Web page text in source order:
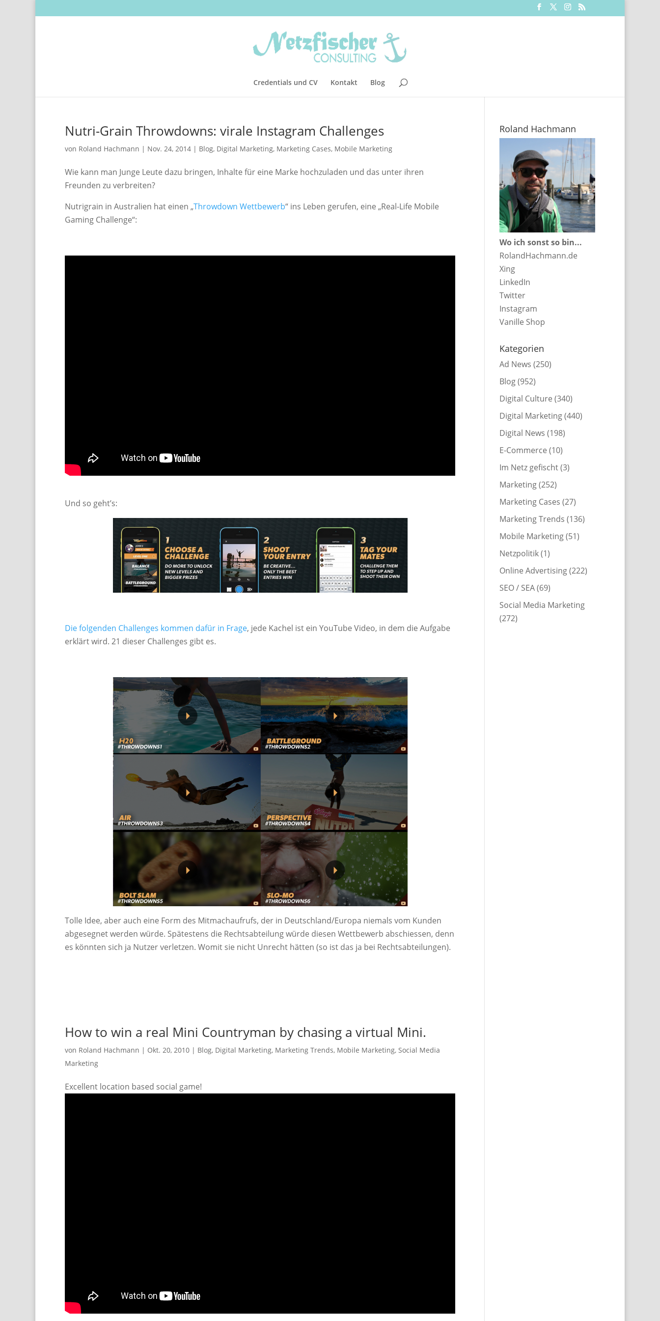
Credentials und CV Kontakt Blog
Nutri-Grain Throwdowns: virale Instagram Challenges
von Roland Hachmann | Nov. 24, 2014 | Blog, Digital Marketing, Marketing Cases, Mobile Marketing
Wie kann man Junge Leute dazu bringen, Inhalte für eine Marke hochzuladen und das unter ihren
Freunden zu verbreiten?
Nutrigrain in Australien hat einen „Throwdown Wettbewerb“ ins Leben gerufen, eine „Real-Life Mobile
Gaming Challenge“:
Und so geht’s:
Die folgenden Challenges kommen dafür in Frage, jede Kachel ist ein YouTube Video, in dem die Aufgabe
erklärt wird. 21 dieser Challenges gibt es.
Tolle Idee, aber auch eine Form des Mitmachaufrufs, der in Deutschland/Europa niemals vom Kunden
abgesegnet werden würde. Spätestens die Rechtsabteilung würde diesen Wettbewerb abschiessen, denn
es könnten sich ja Nutzer verletzen. Womit sie nicht Unrecht hätten (so ist das ja bei Rechtsabteilungen).
How to win a real Mini Countryman by chasing a virtual Mini.
von Roland Hachmann | Okt. 20, 2010 | Blog, Digital Marketing, Marketing Trends, Mobile Marketing, Social Media
Marketing
Excellent location based social game!
Roland Hachmann
Wo ich sonst so bin...
RolandHachmann.de
Xing
LinkedIn
Twitter
Instagram
Vanille Shop
Kategorien
Ad News (250)
Blog(952)
Digital Culture (340)
Digital Marketing(440)
Digital News (198)
E-Commerce (10)
Im Netz gefischt(3)
Marketing(252)
Marketing Cases (27)
Marketing Trends (136)
Mobile Marketing(51)
Netzpolitik(1)
Online Advertising(222)
SEO / SEA(69)
Social Media Marketing
(272)